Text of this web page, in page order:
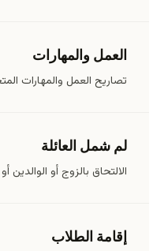
العمل والمهارات
تصاريح العمل والمهارات
لم شمل العائلة
الالتحاق بالزوج أو الوالدين
إقامة الطلاب